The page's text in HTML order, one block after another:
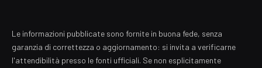
Le informazioni pubblicate sono fornite in buona fede, senza
garanzia di correttezza o aggiornamento: si invita a verificarne
l'attendibilità presso le fonti ufficiali. Se non esplicitamente